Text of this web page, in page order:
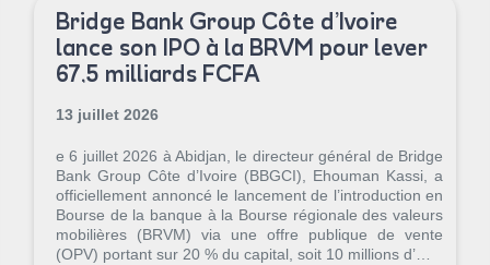
Bridge Bank Group Côte d’Ivoire
lance son IPO à la BRVM pour lever
67,5 milliards FCFA
13 juillet 2026
e 6 juillet 2026 à Abidjan, le directeur général de Bridge
Bank Group Côte d’Ivoire (BBGCI), Ehouman Kassi, a
officiellement annoncé le lancement de l’introduction en
Bourse de la banque à la Bourse régionale des valeurs
mobilières (BRVM) via une offre publique de vente
(OPV) portant sur 20 % du capital, soit 10 millions d’…